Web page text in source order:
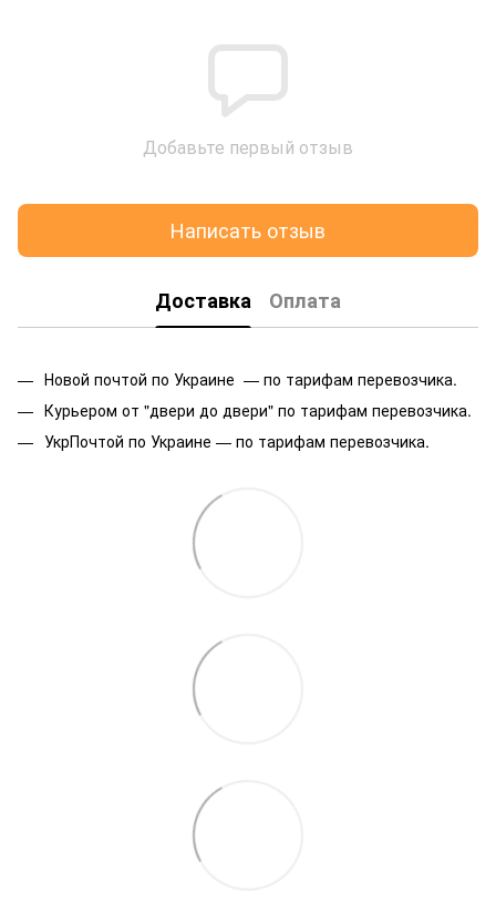
Добавьте первый отзыв
Написать отзыв
Доставка Оплата
Новой почтой по Украине — по тарифам перевозчика.
Курьером от "двери до двери" по тарифам перевозчика.
УкрПочтой по Украине — по тарифам перевозчика.